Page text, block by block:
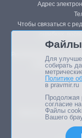
Выбор
Подпишитесь на
Адрес
Чтобы связаться с
Републикация
возможна
Мнение авторов
Файлы
Для
собирать
Политике
в pravmir.ru
Продолжая
согласие
Файлы
Вашего